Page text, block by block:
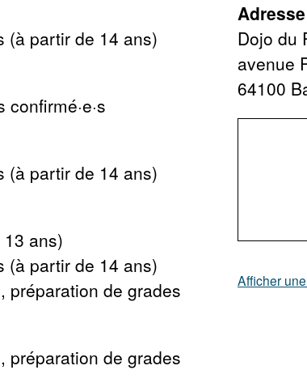
(à partir de 14 ans)
(à partir de 14 ans)
ans)
(à partir de 14 ans)
préparation de grades
préparation de grades
Adresse
Dojo du
avenue
64100
Afficher